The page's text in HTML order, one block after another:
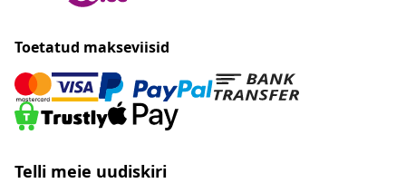
Toetatud makseviisid
Telli meie uudiskiri